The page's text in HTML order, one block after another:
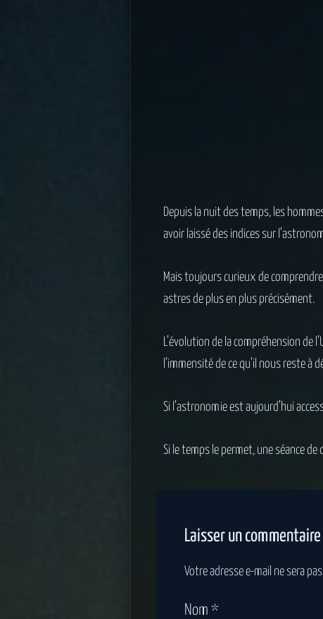
Depuis la nuit des temps, les
avoir laissé des indices sur
Mais toujours curieux de
astres de plus en plus précisément.
L’évolution de la compréhension
l’immensité de ce qu’il nous reste à
Si l’astronomie est aujourd’hui
Si le temps le permet, une séance de
Laisser un commentaire
Votre adresse e-mail ne sera
Nom *